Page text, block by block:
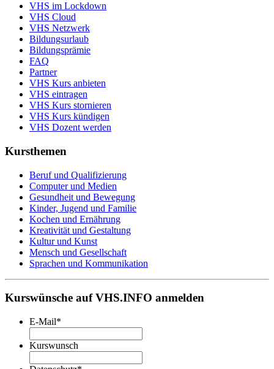
VHS im Lockdown
VHS Cloud
VHS Netzwerk
Bildungsurlaub
Bildungsprämie
FAQ
Partner
VHS Kurs anbieten
VHS eintragen
VHS Kurs stornieren
VHS Kurs kündigen
VHS Dozent werden
Kursthemen
Beruf und Qualifizierung
Computer und Medien
Gesundheit und Bewegung
Kinder, Jugend und Familie
Kochen und Ernährung
Kreativität und Gestaltung
Kultur und Kunst
Mensch und Gesellschaft
Sprachen und Kommunikation
Kurswünsche auf VHS.INFO anmelden
E-Mail*
Kurswunsch